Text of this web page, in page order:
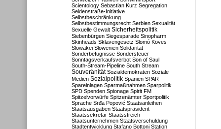
Scientology Sebastian Kurz Segregation
Seidenstraße-Initiative
Selbstbeschränkung
Selbstbestimmungsrecht Serbien Sexualität
Sexuelle Gewalt Sicherheitspolitik
Siebenbürgen Siegesparade Sinopharm
Skinheads Sklavengesetz Slomó Köves
Slowakei Slowenien Solidarität
Sonderbefugnisse Sondersteuer
Sonntagsverkaufsverbot Son of Saul
South-Stream-Pipeline South Stream
Souveränität Sozialdemokraten Soziale
Medien Sozialpolitik Spanien SPAR
Spareinlagen Sparmaßnahmen Sparpolitik
SPD Spenden Spionage Spirit FM
Spitzelvorwürfe Spitzenämter Sportpolitik
Sprache Srđa Popović Staatsanleihen
Staatsausgaben Staatspräsident
Staatssekretär Staatsstreich
Staatsunternehmen Staatsverschuldung
Stadtentwicklung Stafano Bottoni Station